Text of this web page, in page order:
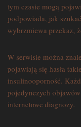
tym czasie mogą
podpowiada, jak
wybrzmiewa przekaz,
W serwisie można
pojawiają się hasła
insulinooporność.
pojedynczych
internetowe diagnozy.